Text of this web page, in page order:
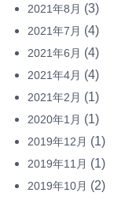
2021年8月 (3)
2021年7月 (4)
2021年6月 (4)
2021年4月 (4)
2021年2月 (1)
2020年1月 (1)
2019年12月 (1)
2019年11月 (1)
2019年10月 (2)